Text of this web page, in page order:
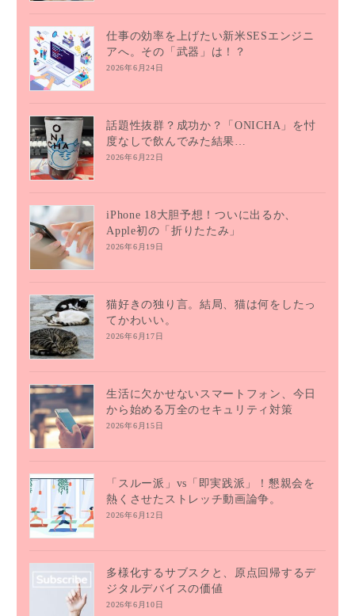
仕事の効率を上げたい新米SESエンジニ
アへ。その「武器」は！？
2026年6月24日
話題性抜群？成功か？「ONICHA」を忖
度なしで飲んでみた結果…
2026年6月22日
iPhone 18大胆予想！ついに出るか、
Apple初の「折りたたみ」
2026年6月19日
猫好きの独り言。結局、猫は何をしたっ
てかわいい。
2026年6月17日
生活に欠かせないスマートフォン、今日
から始める万全のセキュリティ対策
2026年6月15日
「スルー派」vs「即実践派」！懇親会を
熱くさせたストレッチ動画論争。
2026年6月12日
多様化するサブスクと、原点回帰するデ
ジタルデバイスの価値
2026年6月10日